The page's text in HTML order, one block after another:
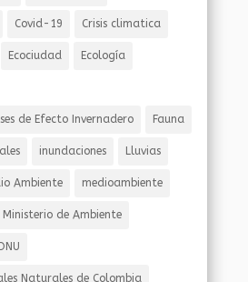
Covid-19 Crisis climatica
Ecociudad Ecología
de Efecto Invernadero Fauna
inundaciones Lluvias
Ambiente medioambiente
Ministerio de Ambiente
Naturales de Colombia